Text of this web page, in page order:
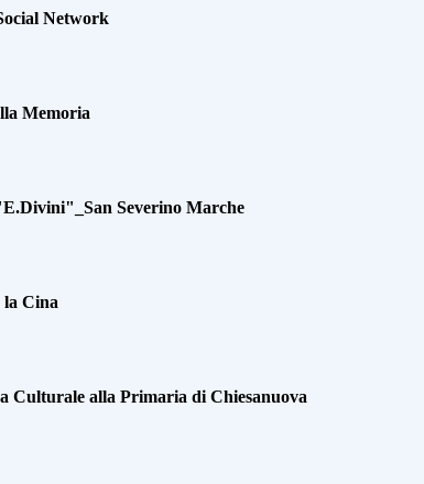
Network
Memoria
Severino Marche
la Cina
Culturale alla Primaria di Chiesanuova